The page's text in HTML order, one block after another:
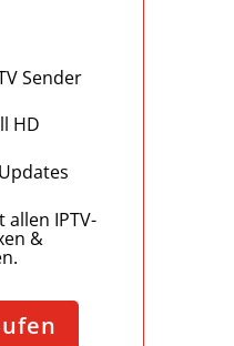
Sender
HD
IPTV-
&